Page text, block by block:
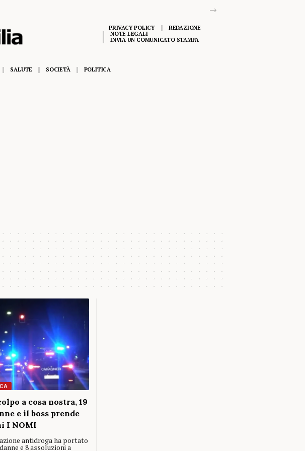
PRIVACY POLICY
REDAZIONE
NOTE LEGALI
INVIA UN COMUNICATO STAMPA
SALUTE SOCIETÀ POLITICA
a cosa nostra, 19
e il boss prende
I NOMI
antidroga ha portato
e 8 assoluzioni a